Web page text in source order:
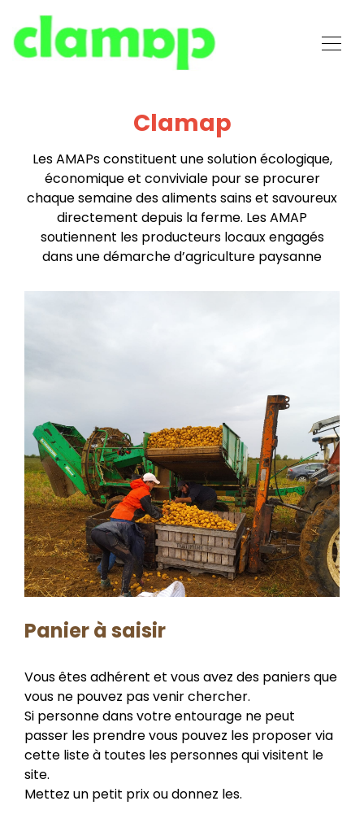
Clamap
Les AMAPs constituent une solution écologique,
économique et conviviale pour se procurer
chaque semaine des aliments sains et savoureux
directement depuis la ferme. Les AMAP
soutiennent les producteurs locaux engagés
dans une démarche d’agriculture paysanne
Panier à saisir
Vous êtes adhérent et vous avez des paniers que
vous ne pouvez pas venir chercher.
Si personne dans votre entourage ne peut
passer les prendre vous pouvez les proposer via
cette liste à toutes les personnes qui visitent le
site.
Mettez un petit prix ou donnez les.